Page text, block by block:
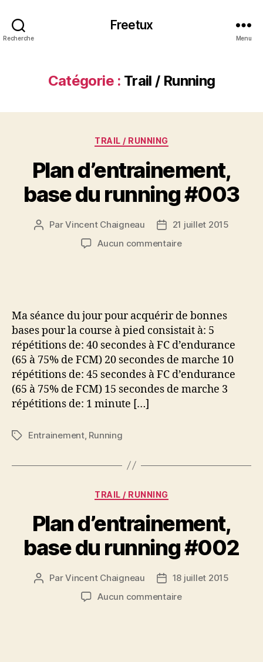
Recherche
Freetux
Menu
Catégorie : Trail / Running
Catégories
TRAIL / RUNNING
Plan d’entrainement,
base du running #003
Auteur
ParVincent Chaigneau
Date21 juillet 2015
Aucun commentairesur
#003
Ma séance du jour pour acquérir de bonnes
bases pour la course à pied consistait à: 5
répétitions de: 40 secondes à FC d’endurance
(65 à 75% de FCM) 20 secondes de marche 10
répétitions de: 45 secondes à FC d’endurance
(65 à 75% de FCM) 15 secondes de marche 3
répétitions de: 1 minute […]
Étiquettes
Entrainement, Running
Catégories
TRAIL / RUNNING
Plan d’entrainement,
base du running #002
Auteur
ParVincent Chaigneau
Date
de
18 juillet 2015
Aucun commentairesur